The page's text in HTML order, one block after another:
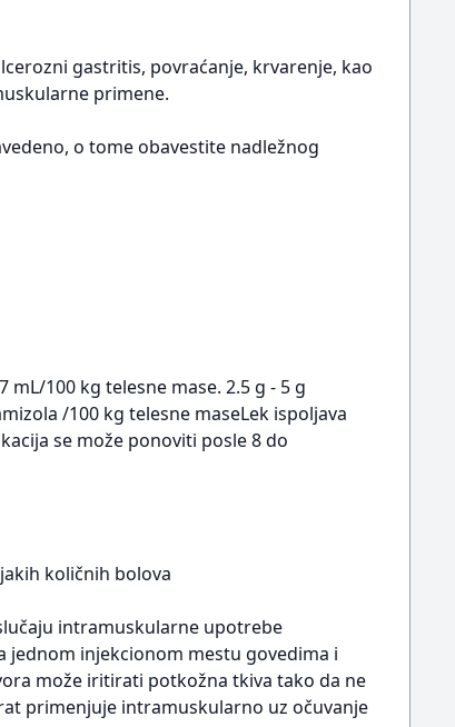
gastritis, povraćanje, krvarenje, kao
primene.
o tome obavestite nadležnog
100 kg telesne mase. 2.5 g - 5 g
/100 kg telesne maseLek ispoljava
se može ponoviti posle 8 do
količnih bolova
intramuskularne upotrebe
jednom injekcionom mestu govedima i
može iritirati potkožna tkiva tako da ne
primenjuje intramuskularno uz očuvanje